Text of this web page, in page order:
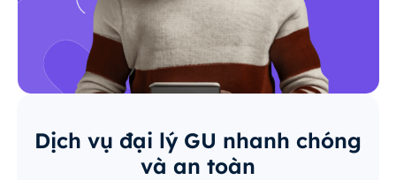
Dịch vụ đại lý GU nhanh chóng
và an toàn